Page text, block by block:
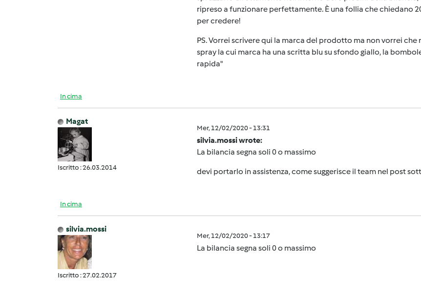
ripreso a funzionare perfettamente. È una follia che chiedano
per credere!
PS. Vorrei scrivere qui la marca del prodotto ma non vorrei
spray la cui marca ha una scritta blu su sfondo giallo, la
rapida"
In cima
Magat
Iscritto : 26.03.2014
Mer, 12/02/2020 - 13:31
silvia.mossi wrote:
La bilancia segna soli 0 o massimo
devi portarlo in assistenza, come suggerisce il team nel post
In cima
silvia.mossi
Iscritto : 27.02.2017
Mer, 12/02/2020 - 13:17
La bilancia segna soli 0 o massimo